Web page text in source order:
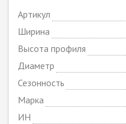
Артикул
Ширина
Высота профиля
Диаметр
Сезонность
Марка
ИН